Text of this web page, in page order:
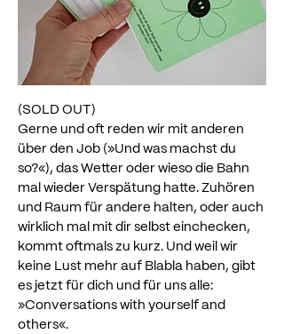
(SOLD OUT)
Gerne und oft reden wir mit anderen
über den Job (»Und was machst du
so?«), das Wetter oder wieso die Bahn
mal wieder Verspätung hatte.Zuhören
und Raum für andere halten, oder auch
wirklich mal mit dir selbst einchecken,
kommt oftmals zu kurz. Und weil wir
keine Lust mehr auf Blabla haben, gibt
es jetzt für dich und für uns alle:
»Conversations with yourself and
others«.